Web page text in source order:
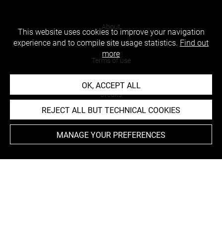
About
Contact Us
Terms of use
Cookies
Credits
Accessibility : non compliant
This website uses cookies to improve your navigation
experience and to compile site usage statistics. Find out
more
OK, ACCEPT ALL
REJECT ALL BUT TECHNICAL COOKIES
MANAGE YOUR PREFERENCES